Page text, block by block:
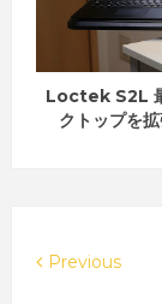
Loctek S2L
クトップを
Previous